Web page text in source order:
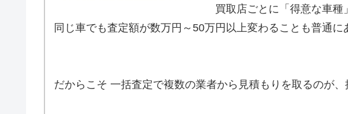
買取店ごとに「得意な車種
同じ車でも査定額が数万円～50万円以上変わることも普通に
だからこそ 一括査定で複数の業者から見積もりを取るのが、